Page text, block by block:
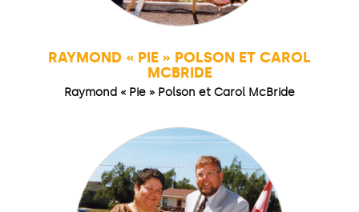
RAYMOND « PIE » POLSON ET CAROL
MCBRIDE
Raymond « Pie » Polson et Carol McBride